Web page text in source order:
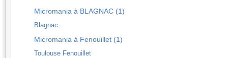
Micromania à BLAGNAC (1)
Blagnac
Micromania à Fenouillet (1)
Toulouse Fenouillet